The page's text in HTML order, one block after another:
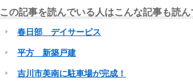
この記事を読んでいる人はこんな記事も読
春日部 デイサービス
平方 新築戸建
吉川市美南に駐車場が完成！